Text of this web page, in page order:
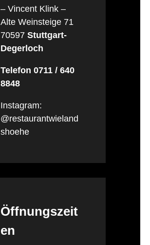
– Vincent Klink –
Alte Weinsteige 71
70597 Stuttgart-
Degerloch
Telefon 0711 / 640
8848
Instagram:
@restaurantwieland
shoehe
Öffnungszeit
en